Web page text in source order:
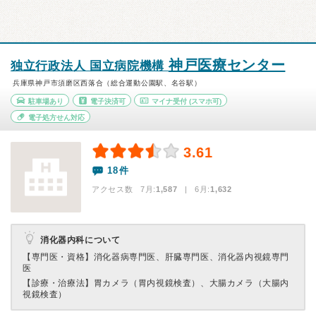
独立行政法人 国立病院機構神戸医療センター
兵庫県神戸市須磨区西落合（総合運動公園駅、名谷駅）
駐車場あり 電子決済可 マイナ受付 (スマホ可)
電子処方せん対応
3.61
18件
アクセス数 7月:1,587 | 6月:1,632
消化器内科について
【専門医・資格】 消化器病専門医、肝臓専門医、消化器内視鏡専門
医
【診療・治療法】 胃カメラ（胃内視鏡検査）、大腸カメラ（大腸内
視鏡検査）